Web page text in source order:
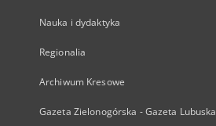
Nauka i dydaktyka
Regionalia
Archiwum Kresowe
Gazeta Zielonogórska - Gazeta Lubuska